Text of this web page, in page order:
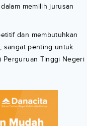
memilih jurusan
dan membutuhkan
sangat penting untuk
Perguruan Tinggi Negeri